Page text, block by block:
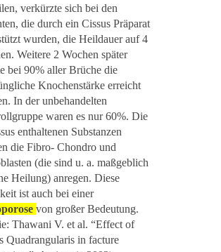
verkürzte sich bei den
die durch ein Cissus Präparat
wurden, die Heildauer auf 4
Weitere 2 Wochen später
bei 90% aller Brüche die
Knochenstärke erreicht
In der unbehandelten
waren es nur 60%. Die
enthaltenen Substanzen
die Fibro- Chondro und
(die sind u. a. maßgeblich
Heilung) anregen. Diese
ist auch bei einer
von großer Bedeutung.
Thawani V. et al. “Effect of
Quadrangularis in facture